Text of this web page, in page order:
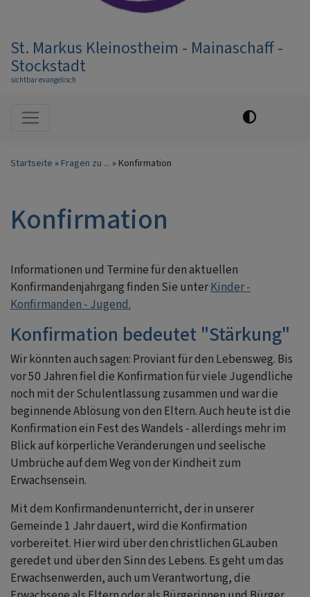
St. Markus Kleinostheim - Mainaschaff -
Stockstadt
sichtbar evangelisch
Hauptnavigation
Startseite Fragen zu ... Konfirmation
Konfirmation
Informationen und Termine für den aktuellen
Konfirmandenjahrgang finden Sie unterKinder -
Konfirmanden - Jugend.
Konfirmation bedeutet "Stärkung"
Wir könnten auch sagen: Proviant für den Lebensweg. Bis
vor 50 Jahren fiel die Konfirmation für viele Jugendliche
noch mit der Schulentlassung zusammen und war die
beginnende Ablösung von den Eltern. Auch heute ist die
Konfirmation ein Fest des Wandels - allerdings mehr im
Blick auf körperliche Veränderungen und seelische
Umbrüche auf dem Weg von der Kindheit zum
Erwachsensein.
Mit dem Konfirmandenunterricht, der in unserer
Gemeinde 1 Jahr dauert, wird die Konfirmation
vorbereitet. Hier wird über den christlichen GLauben
geredet und über den Sinn des Lebens. Es geht um das
Erwachsenwerden, auch um Verantwortung, die